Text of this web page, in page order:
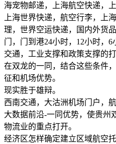
海宠物邮递，上海航空快递，
上海世界快递，航空行李，上
理，世界空运快递，国内外货
门，门到港24小时，12小时，6
交通，工业支撑和政策支撑的
在双龙的一同，结合这些条件
征和机场优势。
现实胜于雄辩。
西南交通，大沽洲机场门户，
大数据前沿-一同优势，使贵州
物流业的重点打开。
经济区怎样确定建立区域航空